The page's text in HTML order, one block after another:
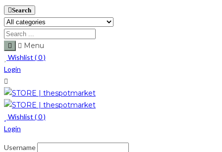
Search
Menu
Wishlist (0)
Login
Wishlist (0)
Login
Username